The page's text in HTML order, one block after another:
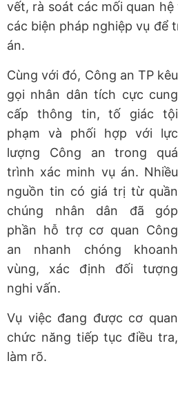
vết, rà soát các mối quan
các biện pháp nghiệp vụ để
án.
Cùng với đó, Công an TP kêu
gọi nhân dân tích cực cung
cấp thông tin, tố giác tội
phạm và phối hợp với lực
lượng Công an trong quá
trình xác minh vụ án. Nhiều
nguồn tin có giá trị từ quần
chúng nhân dân đã góp
phần hỗ trợ cơ quan Công
an nhanh chóng khoanh
vùng, xác định đối tượng
nghi vấn.
Vụ việc đang được cơ quan
chức năng tiếp tục điều tra,
làm rõ.